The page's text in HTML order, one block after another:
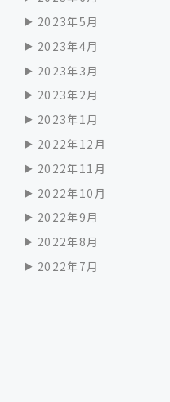
2023年5月
2023年4月
2023年3月
2023年2月
2023年1月
2022年12月
2022年11月
2022年10月
2022年9月
2022年8月
2022年7月